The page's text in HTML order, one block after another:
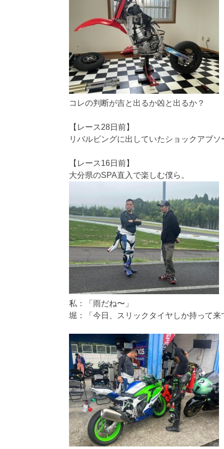
コレの判断が吉と出るか凶と出るか？
【レース28日前】
リバルビングに出していたショックアブソ
【レース16日前】
大分県のSPA直入で楽しむ僕ら。
私：「雨だね〜」
堀：「今日、スリックタイヤしか持って来